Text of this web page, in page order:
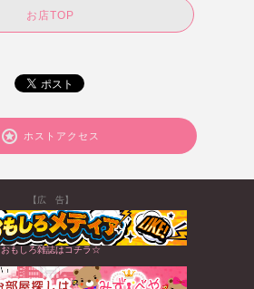
お店TOP
ホストアクセス
【広 告】
おもしろ雑誌はコチラ☆